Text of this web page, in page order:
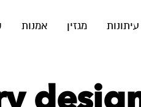
עיתונות מגזין אמנות